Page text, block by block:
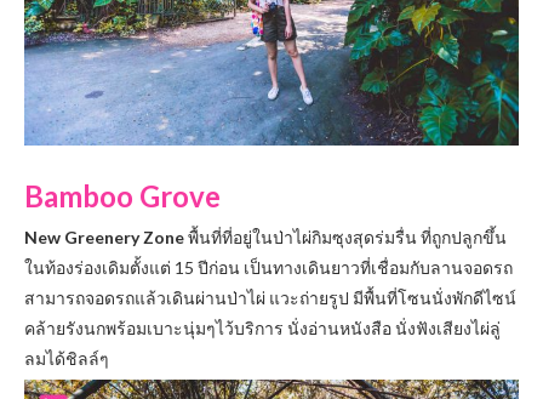
Bamboo Grove
New Greenery Zoneพื้นที่ที่อยู่ในป่าไผ่กิมซุงสุดร่มรื่น ที่ถูกปลูกขึ้น
ในท้องร่องเดิมตั้งแต่ 15 ปีก่อน เป็นทางเดินยาวที่เชื่อมกับลานจอดรถ
สามารถจอดรถแล้วเดินผ่านป่าไผ่ แวะถ่ายรูป มีพื้นที่โซนนั่งพักดีไซน์
คล้ายรังนกพร้อมเบาะนุ่มๆไว้บริการ นั่งอ่านหนังสือ นั่งฟังเสียงไผ่ลู่
ลมได้ชิลล์ๆ